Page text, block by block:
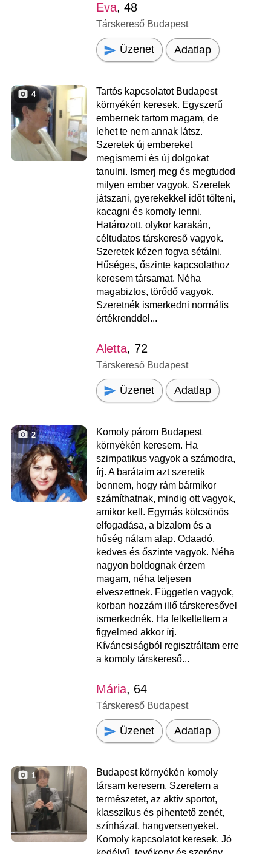
Eva, 48
Társkereső Budapest
Üzenet Adatlap
4
Tartós kapcsolatot Budapest
környékén keresek. Egyszerű
embernek tartom magam, de
lehet te nem annak látsz.
Szeretek új embereket
megismerni és új dolgokat
tanulni. Ismerj meg és megtudod
milyen ember vagyok. Szeretek
játszani, gyerekekkel időt tölteni,
kacagni és komoly lenni.
Határozott, olykor karakán,
céltudatos társkereső vagyok.
Szeretek kézen fogva sétálni.
Hűséges, őszinte kapcsolathoz
keresem társamat. Néha
magabiztos, törődő vagyok.
Szeretnék ismerkedni normális
értékrenddel...
Aletta, 72
Társkereső Budapest
Üzenet Adatlap
2
Komoly párom Budapest
környékén keresem. Ha
szimpatikus vagyok a számodra,
írj. A barátaim azt szeretik
bennem, hogy rám bármikor
számíthatnak, mindig ott vagyok,
amikor kell. Egymás kölcsönös
elfogadása, a bizalom és a
hűség nálam alap. Odaadó,
kedves és őszinte vagyok. Néha
nagyon boldognak érzem
magam, néha teljesen
elveszettnek. Független vagyok,
korban hozzám illő társkeresővel
ismerkednék. Ha felkeltettem a
figyelmed akkor írj.
Kíváncsiságból regisztráltam erre
a komoly társkereső...
Mária, 64
Társkereső Budapest
Üzenet Adatlap
1
Budapest környékén komoly
társam keresem. Szeretem a
természetet, az aktív sportot,
klasszikus és pihentető zenét,
színházat, hangversenyeket.
Komoly kapcsolatot keresek. Jó